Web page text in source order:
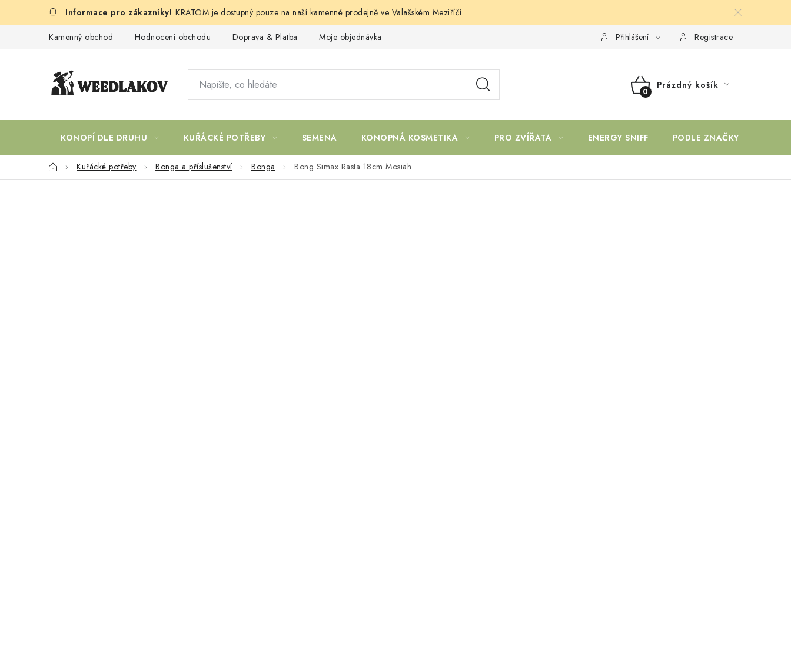
KRATOM je dostupný pouze na naší kamenné prodejně ve Valašském Meziříčí
Kamenný obchod Hodnocení obchodu Doprava & Platba Moje objednávka Přihlášení Registrace
NÁKUPNÍ
Prázdný košík
KONOPÍ DLE DRUHU KUŘÁCKÉ POTŘEBY SEMENA KONOPNÁ KOSMETIKA PRO ZVÍŘATA ENERGY SNIFF PODLE ZNAČKY
DomůKuřácké potřeby Bonga a příslušenství Bonga Bong Simax Rasta 18cm Mosiah